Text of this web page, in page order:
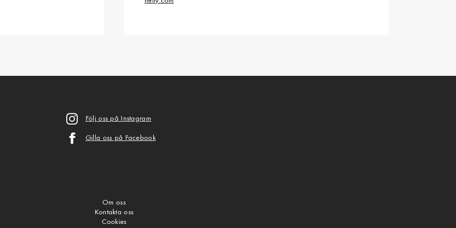
Följ oss på Instagram
Gilla oss på Facebook
Om oss
Kontakta oss
Cookies